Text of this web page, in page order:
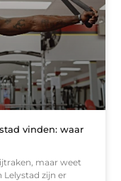
vinden: waar
maar weet
zijn er